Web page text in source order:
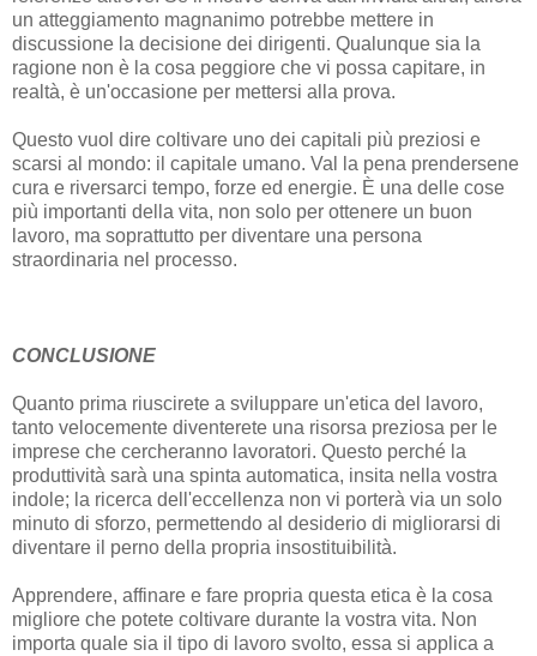
un atteggiamento magnanimo potrebbe mettere in
discussione la decisione dei dirigenti. Qualunque sia la
ragione non è la cosa peggiore che vi possa capitare, in
realtà, è un'occasione per mettersi alla prova.
Questo vuol dire coltivare uno dei capitali più preziosi e
scarsi al mondo: il capitale umano. Val la pena prendersene
cura e riversarci tempo, forze ed energie. È una delle cose
più importanti della vita, non solo per ottenere un buon
lavoro, ma soprattutto per diventare una persona
straordinaria nel processo.
CONCLUSIONE
Quanto prima riuscirete a sviluppare un'etica del lavoro,
tanto velocemente diventerete una risorsa preziosa per le
imprese che cercheranno lavoratori. Questo perché la
produttività sarà una spinta automatica, insita nella vostra
indole; la ricerca dell'eccellenza non vi porterà via un solo
minuto di sforzo, permettendo al desiderio di migliorarsi di
diventare il perno della propria insostituibilità.
Apprendere, affinare e fare propria questa etica è la cosa
migliore che potete coltivare durante la vostra vita. Non
importa quale sia il tipo di lavoro svolto, essa si applica a